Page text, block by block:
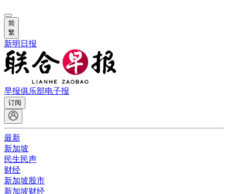
简
繁
新明日报
早报俱乐部电子报
订阅
最新
新加坡
民生民声
财经
新加坡股市
新加坡财经